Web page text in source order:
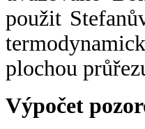
použit
plochou
Výpočet